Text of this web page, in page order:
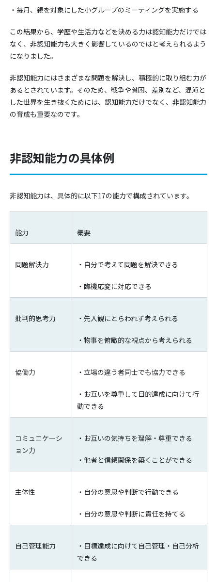
・毎月、親を対象にした小グループのミーティングを実施する
この結果から、学歴や生活力などを決める力は認知能力だけでは
なく、非認知能力も大きく影響しているのではと考えられるよう
になりました。
非認知能力にはさまざまな問題を解決し、積極的に取り組む力が
あるとされています。そのため、戦争や貧困、差別など、混沌と
した世界を生き抜くためには、認知能力だけでなく、非認知能力
の育成も重要なのです。
非認知能力の具体例
非認知能力は、具体的に以下17の能力で構成されています。
能力 概要
問題解決力 ・自分で考えて問題を解決できる
・臨機応変に対応できる
批判的思考力 ・先入観にとらわれず考えられる
・物事を俯瞰的な視点から考えられる
協働力 ・立場の違う者同士でも協力できる
・お互いを尊重して目的達成に向けて行
動できる
コミュニケーシ
ョン力
・お互いの気持ちを理解・尊重できる
・他者と信頼関係を築くことができる
主体性 ・自分の意思や判断で行動できる
・自分の意思や判断に責任を持てる
自己管理能力
・目標達成に向けて自己管理・自己分析
できる